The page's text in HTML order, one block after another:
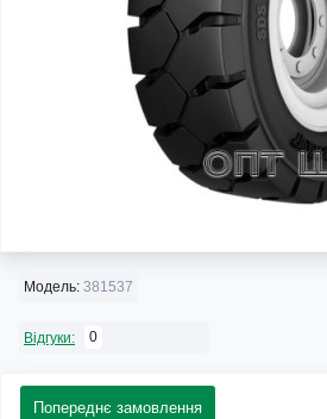
Модель: 381537
Відгуки: 0
Попереднє замовлення